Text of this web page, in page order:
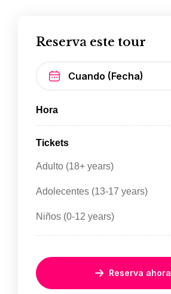
Reserva este tour
Hora
Tickets
Adulto (18+ years)
Adolecentes (13-17 years)
Niños (0-12 years)
Reserva ahora